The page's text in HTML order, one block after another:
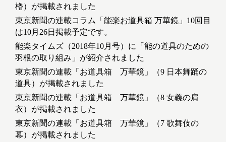
櫓）が掲載されました
東京新聞の連載コラム「能楽お道具箱 万華鏡」10回目
は10月26日掲載予定です。
能楽タイムズ（2018年10月号）に「能の道具のための
羽根の取り組み」が紹介されました
東京新聞の連載「お道具箱 万華鏡」（9 日本舞踊の
道具）が掲載されました
東京新聞の連載「お道具箱 万華鏡」（8 女義の肩
衣）が掲載されました
東京新聞の連載「お道具箱 万華鏡」（7 歌舞伎の
幕）が掲載されました